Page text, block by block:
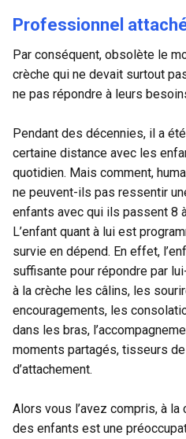
Professionnel
Par conséquent, obsolète le
crèche qui ne devait surtout
ne pas répondre à leurs
Pendant des décennies, il a
certaine distance avec les
quotidien. Mais comment,
ne peuvent-ils pas ressentir
enfants avec qui ils passent 8
L’enfant quant à lui est
survie en dépend. En effet,
suffisante pour répondre par
à la crèche les câlins, les
encouragements, les
dans les bras,
moments partagés, tisseurs
d’attachement.
Alors vous l’avez compris, à
des enfants est une